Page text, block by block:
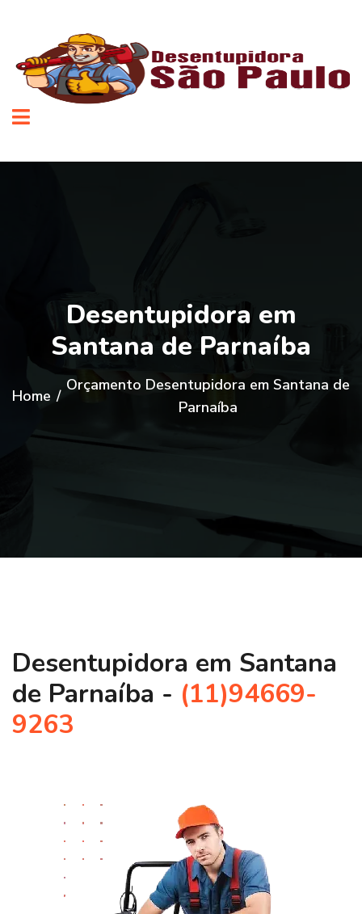
Desentupidora em
Santana de Parnaíba
Home /
Orçamento Desentupidora em Santana de
Parnaíba
Desentupidora em Santana
de Parnaíba - (11)94669-
9263